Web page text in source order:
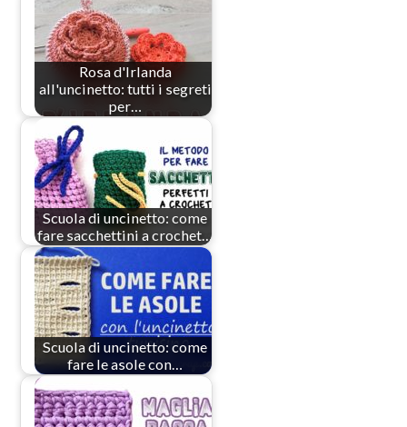
Rosa d'Irlanda
all'uncinetto: tutti i segreti
per…
Scuola di uncinetto: come
fare sacchettini a crochet…
Scuola di uncinetto: come
fare le asole con…